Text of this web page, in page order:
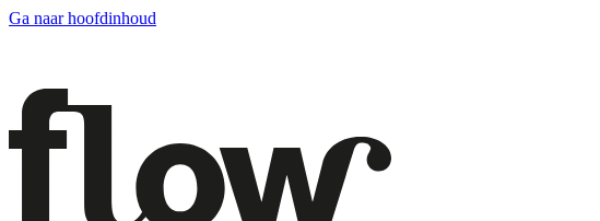
Ga naar hoofdinhoud